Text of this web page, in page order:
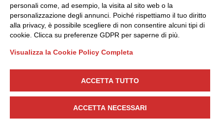
Internazionalizzazione
News & Eventi
Privacy
Seguici
CONTATTACI
personali come, ad esempio, la visita al sito web o la
personalizzazione degli annunci. Poiché rispettiamo il tuo diritto
alla privacy, è possibile scegliere di non consentire alcuni tipi di
cookie. Clicca su preferenze GDPR per saperne di più.
Visualizza la Cookie Policy Completa
ACCETTA TUTTO
ACCETTA NECESSARI